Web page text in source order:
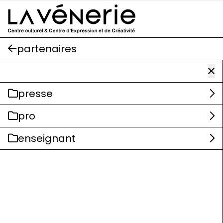
Aller au contenu principal
partenaires
presse
pro
enseignant